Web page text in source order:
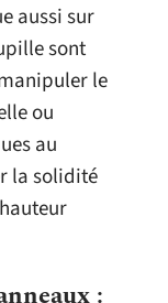
aussi sur
sont
le
ou
au
la solidité